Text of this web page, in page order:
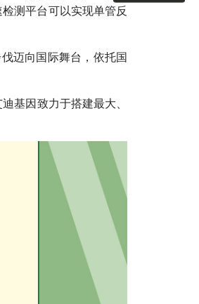
测平台可以实现单管反
迈向国际舞台，依托国
基因致力于搭建最大、